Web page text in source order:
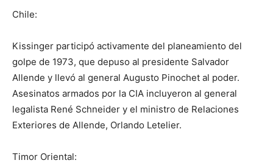
Chile:
Kissinger participó activamente del planeamiento del
golpe de 1973, que depuso al presidente Salvador
Allende y llevó al general Augusto Pinochet al poder.
Asesinatos armados por la CIA incluyeron al general
legalista René Schneider y el ministro de Relaciones
Exteriores de Allende, Orlando Letelier.
Timor Oriental: